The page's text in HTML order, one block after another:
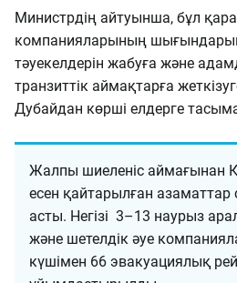
Министрдің айтуынша, бұл
компанияларының
тәуекелдерін жабуға және
транзиттік аймақтарға
Дубайдан көрші елдерге
Жалпы шиеленіс аймағынан
есен қайтарылған
асты. Негізі 3–13 наурыз
және шетелдік әуе
күшімен 66 эвакуациялық